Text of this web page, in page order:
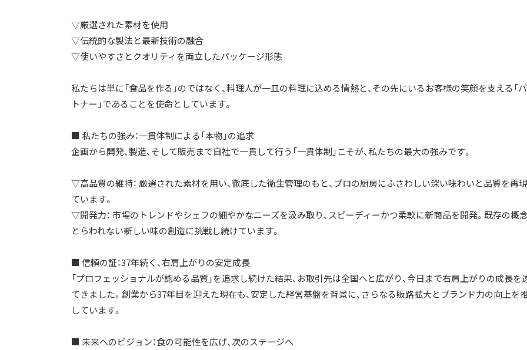
▽厳選された素材を使用
▽伝統的な製法と最新技術の融合
▽使いやすさとクオリティを両立したパッケージ形態
私たちは単に「食品を作る」のではなく、料理人が一皿の料理に込める情熱と、その先にいるお客様の笑顔を支える「
トナー」であることを使命としています。
■ 私たちの強み：一貫体制による「本物」の追求
企画から開発、製造、そして販売まで自社で一貫して行う「一貫体制」こそが、私たちの最大の強みです。
▽高品質の維持： 厳選された素材を用い、徹底した衛生管理のもと、プロの厨房にふさわしい深い味わいと品質を再
ています。
▽開発力： 市場のトレンドやシェフの細やかなニーズを汲み取り、スピーディーかつ柔軟に新商品を開発。既存の概
とらわれない新しい味の創造に挑戦し続けています。
■ 信頼の証：37年続く、右肩上がりの安定成長
「プロフェッショナルが認める品質」を追求し続けた結果、お取引先は全国へと広がり、今日まで右肩上がりの成長を
てきました。創業から37年目を迎えた現在も、安定した経営基盤を背景に、さらなる販路拡大とブランド力の向上を
しています。
■ 未来へのビジョン：食の可能性を広げ、次のステージへ